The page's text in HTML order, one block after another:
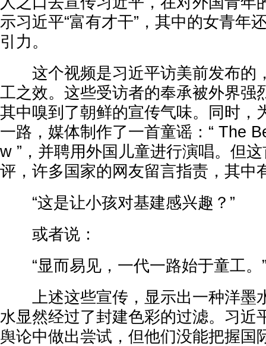
示习近平“富有才干”，其中的女青年
引力。
这个视频是习近平访美前发布的
工之效。这些受访者的奉承被外界强
其中嗅到了朝鲜的宣传气味。同时，
一路，媒体制作了一首童谣：“ The
w ”，并聘用外国儿童进行演唱。但
评，许多国家的网友留言指责，其中
“这是让小孩对基建感兴趣？”
或者说：
“显而易见，一代一路始于童工。
上述这些宣传，显示出一种洋墨
水显然经过了封建色彩的过滤。习近
舆论中做出尝试，但他们没能把握国